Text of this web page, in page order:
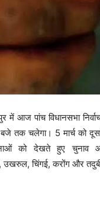
में आज पांच विधानसभा
तक चलेगा। 5 मार्च को
को देखते हुए चुनाव
उखरुल, चिंगई, करोंग और